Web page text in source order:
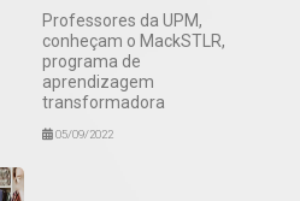
Professores da UPM,
conheçam o MackSTLR,
programa de
aprendizagem
transformadora
05/09/2022